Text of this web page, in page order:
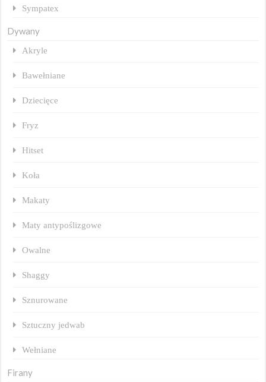
Sympatex
Dywany
Akryle
Bawełniane
Dziecięce
Fryz
Hitset
Koła
Makaty
Maty antypoślizgowe
Owalne
Shaggy
Sznurowane
Sztuczny jedwab
Wełniane
Firany